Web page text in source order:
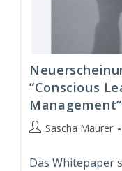
“Conscious
Management”
Beitrags-
Sascha Maurer
Das Whitepaper